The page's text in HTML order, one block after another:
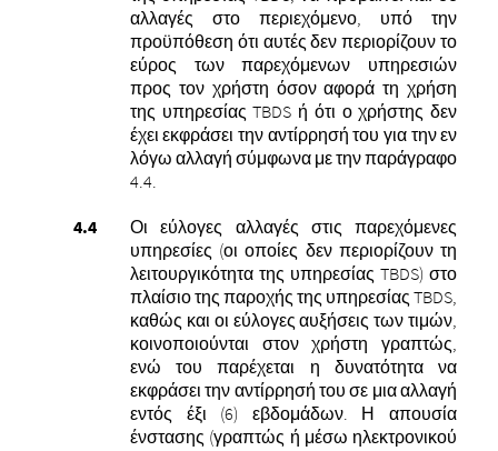
αλλαγές στο περιεχόμενο, υπό την
προϋπόθεση ότι αυτές δεν περιορίζουν το
εύρος των παρεχόμενων υπηρεσιών
προς τον χρήστη όσον αφορά τη χρήση
της υπηρεσίας TBDS ή ότι ο χρήστης δεν
έχει εκφράσει την αντίρρησή του για την εν
λόγω αλλαγή σύμφωνα με την παράγραφο
4.4.
Οι εύλογες αλλαγές στις παρεχόμενες
υπηρεσίες (οι οποίες δεν περιορίζουν τη
λειτουργικότητα της υπηρεσίας TBDS) στο
πλαίσιο της παροχής της υπηρεσίας TBDS,
καθώς και οι εύλογες αυξήσεις των τιμών,
κοινοποιούνται στον χρήστη γραπτώς,
ενώ του παρέχεται η δυνατότητα να
εκφράσει την αντίρρησή του σε μια αλλαγή
εντός έξι (6) εβδομάδων. Η απουσία
ένστασης (γραπτώς ή μέσω ηλεκτρονικού